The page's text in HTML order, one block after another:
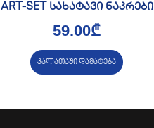
ART-SET სახატავი ნაკრები
59.00₾
კალათაში დამატება